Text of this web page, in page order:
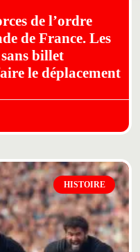
de l’ordre
de France. Les
billet
le déplacement
HISTOIRE